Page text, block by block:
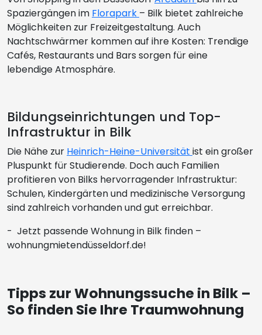
Spaziergängen im Florapark – Bilk bietet zahlreiche
Möglichkeiten zur Freizeitgestaltung. Auch
Nachtschwärmer kommen auf ihre Kosten: Trendige
Cafés, Restaurants und Bars sorgen für eine
lebendige Atmosphäre.
Bildungseinrichtungen und Top-
Infrastruktur in Bilk
Die Nähe zur Heinrich-Heine-Universität ist ein großer
Pluspunkt für Studierende. Doch auch Familien
profitieren von Bilks hervorragender Infrastruktur:
Schulen, Kindergärten und medizinische Versorgung
sind zahlreich vorhanden und gut erreichbar.
- Jetzt passende Wohnung in Bilk finden –
wohnungmietendüsseldorf.de!
Tipps zur Wohnungssuche in Bilk –
So finden Sie Ihre Traumwohnung